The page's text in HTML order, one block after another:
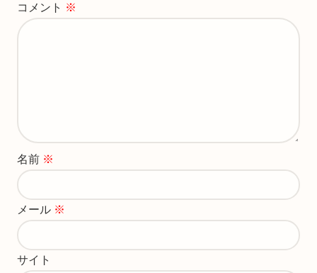
コメント ※
名前 ※
メール ※
サイト